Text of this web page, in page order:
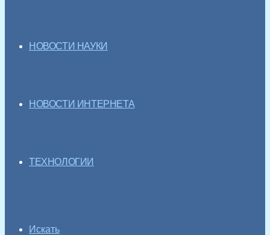
НОВОСТИ НАУКИ
НОВОСТИ ИНТЕРНЕТА
ТЕХНОЛОГИИ
Искать